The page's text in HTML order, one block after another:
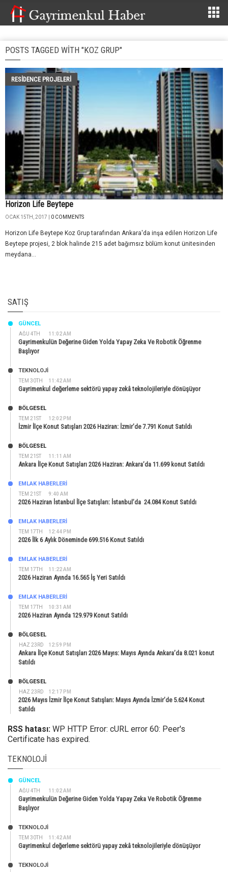
POSTS TAGGED WITH "KOZ GRUP"
RESIDENCE PROJELERI
Horizon Life Beytepe
OCAK 15TH, 2017 | 0 COMMENTS
Horizon Life Beytepe Koz Grup tarafından Ankara'da inşa edilen Horizon Life
Beytepe projesi, 2 blok halinde 215 adet bağımsız bölüm konut ünitesinden
meydana...
SATIŞ
AĞU 4TH 11:02 AM
GÜNCEL
Gayrimenkulün Değerine Giden Yolda Yapay Zeka Ve Robotik Öğrenme
Başlıyor
TEM 30TH 11:42 AM
TEKNOLOJİ
Gayrimenkul değerleme sektörü yapay zekâ teknolojileriyle dönüşüyor
TEM 21ST 12:02 PM
BÖLGESEL
İzmir İlçe Konut Satışları 2026 Haziran: İzmir’de 7.791 Konut Satıldı
TEM 21ST 11:11 AM
BÖLGESEL
Ankara İlçe Konut Satışları 2026 Haziran: Ankara’da 11.699 konut Satıldı
TEM 21ST 9:40 AM
EMLAK HABERLERI
2026 Haziran İstanbul İlçe Satışları: İstanbul’da 24.084 Konut Satıldı
TEM 17TH 12:44 PM
EMLAK HABERLERI
2026 İlk 6 Aylık Döneminde 699.516 Konut Satıldı
TEM 17TH 11:22 AM
EMLAK HABERLERI
2026 Haziran Ayında 16.565 İş Yeri Satıldı
TEM 17TH 10:31 AM
EMLAK HABERLERI
2026 Haziran Ayında 129.979 Konut Satıldı
HAZ 23RD 12:59 PM
BÖLGESEL
Ankara İlçe Konut Satışları 2026 Mayıs: Mayıs Ayında Ankara’da 8.021 konut
Satıldı
HAZ 23RD 12:17 PM
BÖLGESEL
2026 Mayıs İzmir İlçe Konut Satışları: Mayıs Ayında İzmir’de 5.624 Konut
Satıldı
RSS hatası: WP HTTP Error: cURL error 60: Peer's
Certificate has expired.
TEKNOLOJI
AĞU 4TH 11:02 AM
GÜNCEL
Gayrimenkulün Değerine Giden Yolda Yapay Zeka Ve Robotik Öğrenme
Başlıyor
TEM 30TH 11:42 AM
TEKNOLOJİ
Gayrimenkul değerleme sektörü yapay zekâ teknolojileriyle dönüşüyor
TEKNOLOJİ